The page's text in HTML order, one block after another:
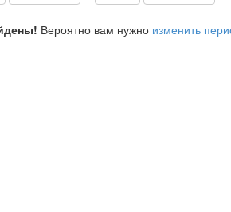
Вероятно вам нужно изменить